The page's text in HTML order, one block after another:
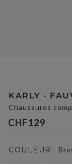
KARLY -
Chaussures
CHF129
COULEUR: